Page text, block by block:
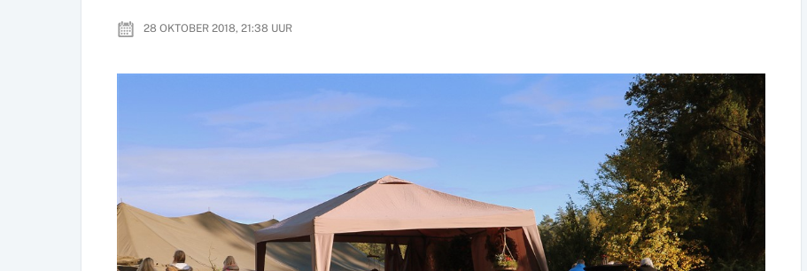
28 OKTOBER 2018, 21:38 UUR